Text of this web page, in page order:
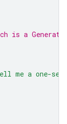
a
me a one-